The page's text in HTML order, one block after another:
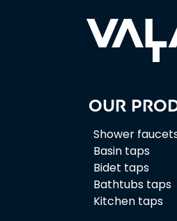
Our
Shower
Basin taps
Bidet taps
Bathtubs taps
Kitchen taps